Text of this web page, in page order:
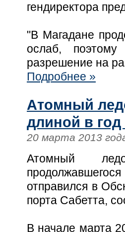
гендиректора
"В Магадане
ослаб,
разрешение на
Подробнее »
Атомный
длиной в
20 марта 2013
Атомный
отправился в
порта Сабетта,
В начале марта